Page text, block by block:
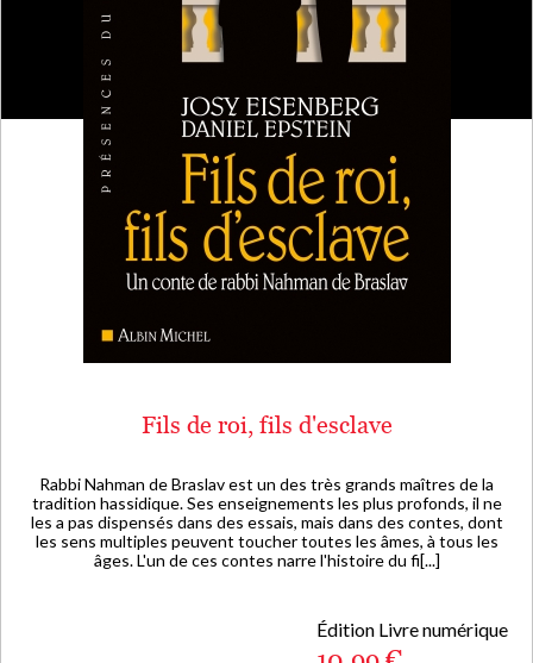
Fils de roi, fils d'esclave
Rabbi Nahman de Braslav est un des très grands maîtres de la
tradition hassidique. Ses enseignements les plus profonds, il ne
les a pas dispensés dans des essais, mais dans des contes, dont
les sens multiples peuvent toucher toutes les âmes, à tous les
âges. L'un de ces contes narre l'histoire du fi[...]
Édition Livre numérique